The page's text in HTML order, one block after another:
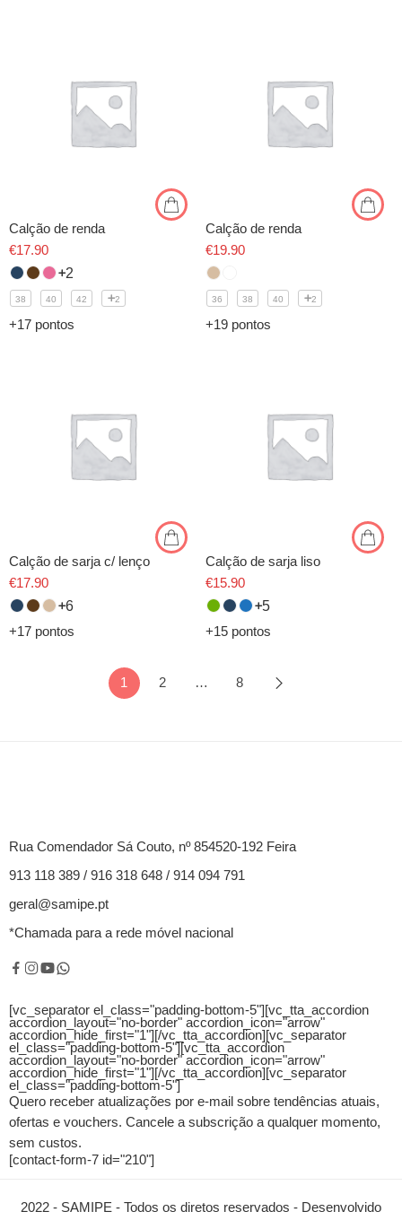
Calção de renda
€17.90
2
38 40 42 2
+17 pontos
Calção de renda
€19.90
36 38 40 2
+19 pontos
Calção de sarja c/ lenço
€17.90
6
+17 pontos
Calção de sarja liso
€15.90
5
+15 pontos
1 2 … 8
Rua Comendador Sá Couto, nº 854520-192 Feira
913 118 389 / 916 318 648 / 914 094 791
geral@samipe.pt
*Chamada para a rede móvel nacional
[vc_separator el_class="padding-bottom-5"][vc_tta_accordion
accordion_layout="no-border" accordion_icon="arrow"
accordion_hide_first="1"] [/vc_tta_accordion][vc_separator
el_class="padding-bottom-5"][vc_tta_accordion
accordion_layout="no-border" accordion_icon="arrow"
accordion_hide_first="1"] [/vc_tta_accordion][vc_separator
el_class="padding-bottom-5"]
Quero receber atualizações por e-mail sobre tendências atuais,
ofertas e vouchers. Cancele a subscrição a qualquer momento,
sem custos.
[contact-form-7 id="210"]
2022 - SAMIPE - Todos os diretos reservados - Desenvolvido